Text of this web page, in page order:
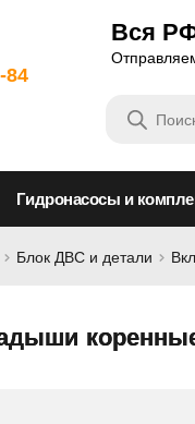
84
Вся
товаров
Гидронасосы и
Блок ДВС и детали
коренные